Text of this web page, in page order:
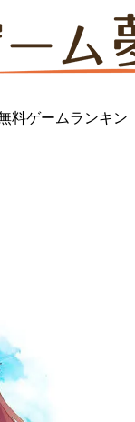
料ゲームランキン